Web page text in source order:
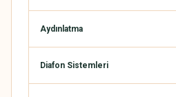
Aydınlatma
Diafon Sistemleri